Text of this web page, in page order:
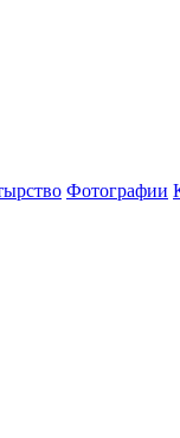
Фотографии